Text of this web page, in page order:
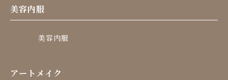
美容内服
美容内服
アートメイク